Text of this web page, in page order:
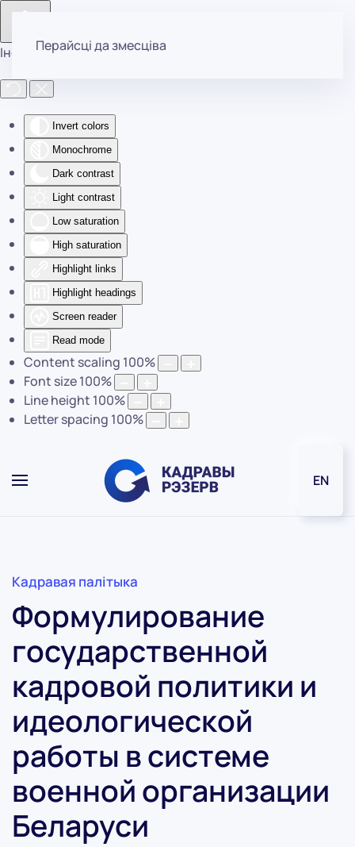
Інструменты даступнасці
Invert colors
Monochrome
Dark contrast
Light contrast
Low saturation
High saturation
Highlight links
Highlight headings
Screen reader
Read mode
Content scaling 100%
Font size100%
Line height 100%
Letter spacing 100%
Перайсці да змесціва
EN
Кадравая палітыка
Формулирование
государственной
кадровой политики и
идеологической
работы в системе
военной организации
Беларуси